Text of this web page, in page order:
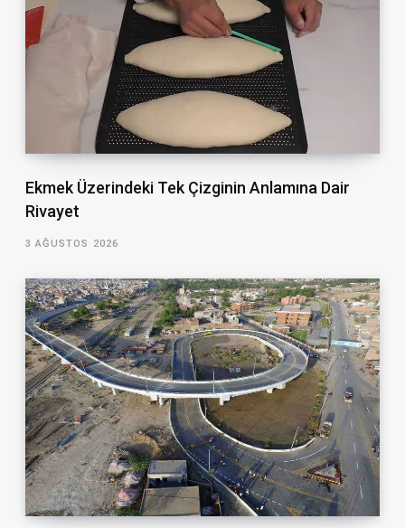
Ekmek Üzerindeki Tek Çizginin Anlamına Dair
Rivayet
3 AĞUSTOS 2026